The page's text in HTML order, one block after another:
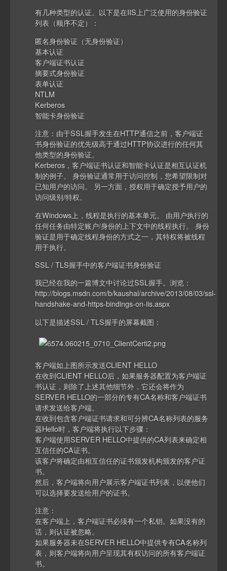
有几种类型的认证。以下是在IIS上广泛使用的身份验证
列表（顺序不定）：
匿名身份验证（无身份验证）
基本认证
客户端证书认证
摘要式身份验证
表单认证
NTLM
Kerberos
智能卡身份验证
注意：由于SSL握手发生在HTTP通信之前，客户端证
书身份验证的优先级高于通过HTTP协议进行的任何其
他类型的身份验证。
Kerberos，客户端证书认证和智能卡认证是相互认证机
制的例子。 身份验证通常用于访问控制，您希望限制对
已知用户的访问。 另一方面，授权用于确定授予用户的
访问级别/特权。
在Windows上，线程是执行的基本单元。 由用户执行的
任何任务由特定账户/身份的上下文中的线程执行。 身份
验证是用于确定线程身份的方式之一，其特权将被线程
用于执行。
SSL / TLS握手中的客户端证书身份验证
我已经在我的一篇博文中讨论过SSL握手。浏览：
http://blogs.msdn.com/b/kaushal/archive/2013/08/03/ssl-
handshake-and-https-bindings-on-iis.aspx
以下是描述SSL / TLS握手的屏幕截图：
客户端如上图所示发送CLIENT HELLO
在收到CLIENT HELLO后，如果服务器配置为客户端证
书认证，则除了上述其他细节外，它还会将作为
SERVER HELLO的一部分的专有CA名称和客户端证书
请求发送给客户端。
在收到包含客户端证书请求和可分辨CA名称列表的服务
器Hello时，客户端将执行以下步骤：
客户端使用SERVER HELLO中提供的CA列表来确定相
互信任的CA证书。
该客户将确定由相互信任的证书颁发机构颁发的客户证
书。
然后，客户端将向用户展示客户端证书列表，以便他们
可以选择要发送给用户的证书。
注意：
在客户端上，客户端证书必须有一个私钥。如果没有的
话，则认证被忽略。
如果服务器未在SERVER HELLO中提供专有CA名称列
表，则客户端将向用户呈现其有权访问的所有客户端证
书。